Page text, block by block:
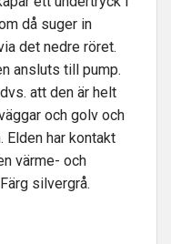
då suger in
det nedre röret.
ansluts till pump.
att den är helt
och golv och
Elden har kontakt
värme- och
silvergrå.